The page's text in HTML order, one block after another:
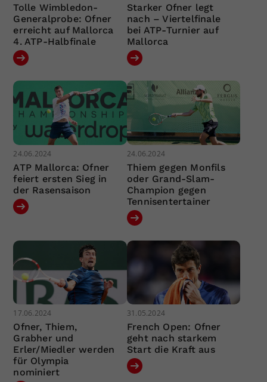
Tolle Wimbledon-
Generalprobe: Ofner
erreicht auf Mallorca
4. ATP-Halbfinale
Starker Ofner legt
nach – Viertelfinale
bei ATP-Turnier auf
Mallorca
24.06.2024
ATP Mallorca: Ofner
feiert ersten Sieg in
der Rasensaison
24.06.2024
Thiem gegen Monfils
oder Grand-Slam-
Champion gegen
Tennisentertainer
17.06.2024
Ofner, Thiem,
Grabher und
Erler/Miedler werden
für Olympia
nominiert
31.05.2024
French Open: Ofner
geht nach starkem
Start die Kraft aus